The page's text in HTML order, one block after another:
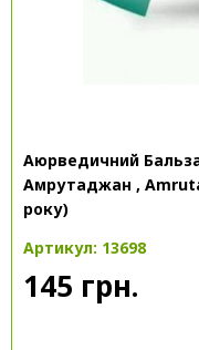
Аюрведичний
Амрутаджан ,
року)
Артикул: 13698
145 грн.